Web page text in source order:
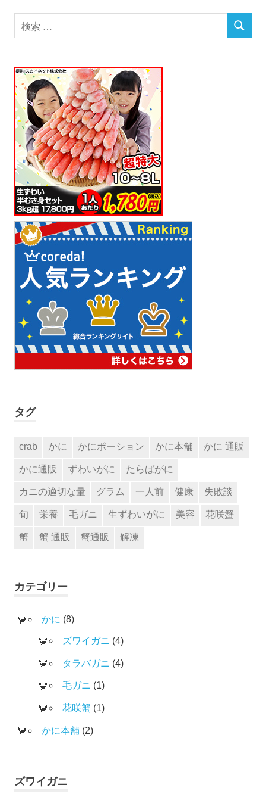
タグ
crab かに かにポーション かに本舗 かに 通販
かに通販 ずわいがに たらばがに
カニの適切な量 グラム 一人前 健康 失敗談
旬 栄養 毛ガニ 生ずわいがに 美容 花咲蟹
蟹 蟹 通販 蟹通販 解凍
カテゴリー
かに (8)
ズワイガニ (4)
タラバガニ (4)
毛ガニ (1)
花咲蟹 (1)
かに本舗(2)
ズワイガニ